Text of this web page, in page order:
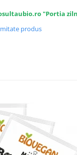
"Portia
produs